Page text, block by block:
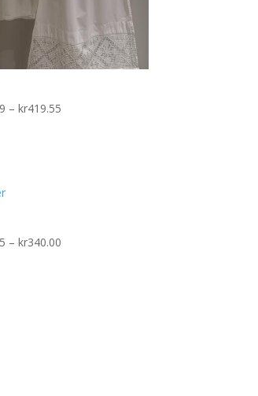
– kr419.55
– kr340.00